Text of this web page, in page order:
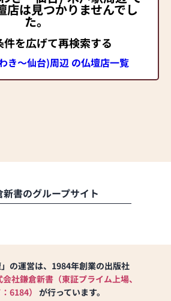
店は見つかりませんでし
た。
を広げて再検索する
き～仙台)周辺 の仏壇店一覧
新書のグループサイト
の運営は、1984年創業の出版社
会社鎌倉新書（東証プライム上場、
6184）
が行っています。